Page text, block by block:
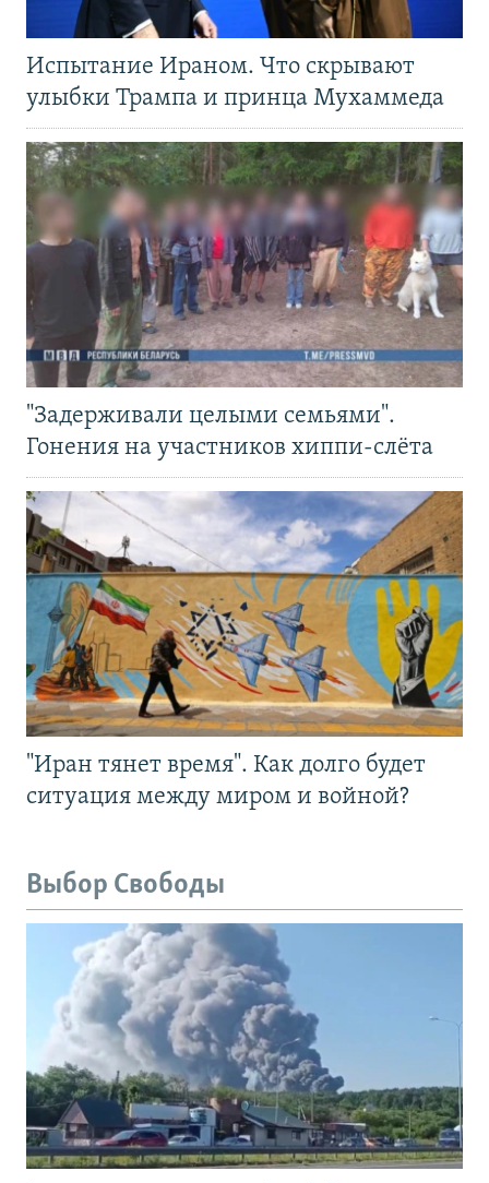
Испытание Ираном. Что скрывают
улыбки Трампа и принца Мухаммеда
"Задерживали целыми семьями".
Гонения на участников хиппи-слёта
"Иран тянет время". Как долго будет
ситуация между миром и войной?
Выбор Свободы